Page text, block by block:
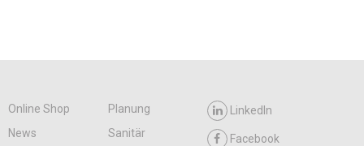
Online Shop
Planung
News
Sanitär
LinkedIn
Facebook